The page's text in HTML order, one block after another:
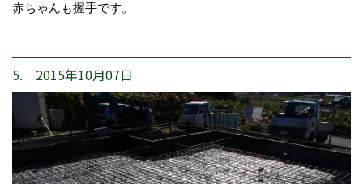
赤ちゃんも握手です。
5. 2015年10月07日